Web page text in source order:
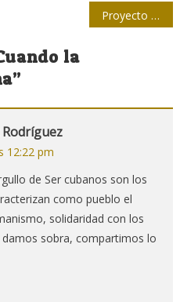
Proyecto cultural Nuestra historia en la Revolución
la
”
12:22 pm
de Ser cubanos son los
como pueblo el
solidaridad con los
sobra, compartimos lo